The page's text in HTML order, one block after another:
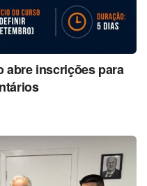
abre inscrições para